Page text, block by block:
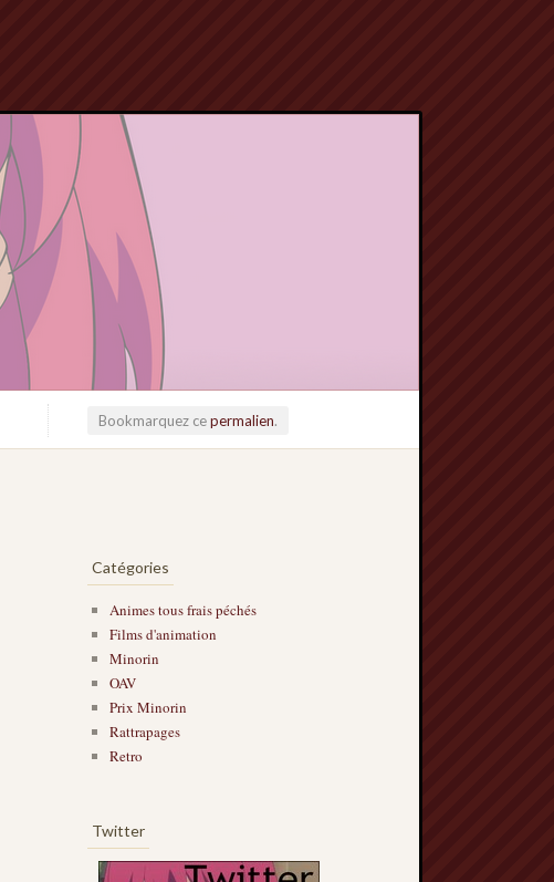
Bookmarquez cepermalien.
Catégories
Animes tous frais péchés
Films d'animation
Minorin
OAV
Prix Minorin
Rattrapages
Retro
Twitter